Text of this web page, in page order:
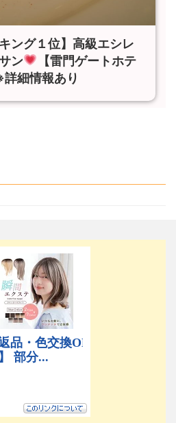
ング１位】高級エシレ
ン
【雷門ゲートホテ
細情報あり